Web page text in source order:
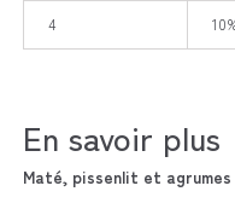
4
En savoir plus
Maté, pissenlit et agrumes